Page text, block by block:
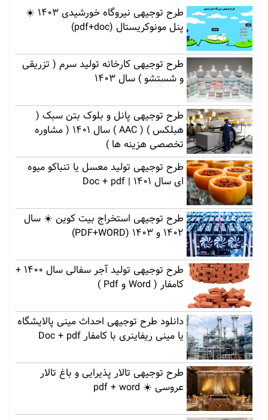
طرح توجیهی نیروگاه خورشیدی 1403 ☀️
پنل مونوکریستال (pdf+doc)
طرح توجیهی کارخانه تولید سرم ( تزریقی
و شستشو ) سال 1403
طرح توجیهی پانل و بلوک بتن سبک (
هبلکس ) ( AAC ) سال 1401 ( مشاوره
تخصصی هزینه ها )
طرح توجیهی تولید معسل یا تنباکو میوه
ای سال 1401 | Doc + pdf
طرح توجیهی استخراج بیت کوین ☀️ سال
1402 و 1403 (PDF+WORD)
طرح توجیهی تولید آجر سفالی سال 1400 +
کامفار ( Word و Pdf )
دانلود طرح توجیهی احداث مینی پالایشگاه
یا مینی ریفاینری با کامفار Doc + pdf
طرح توجیهی تالار پذیرایی و باغ تالار
عروسی ☀️ pdf + word